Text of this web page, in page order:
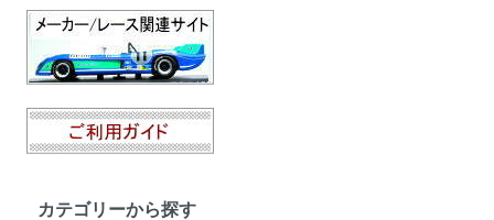
カテゴリーから探す